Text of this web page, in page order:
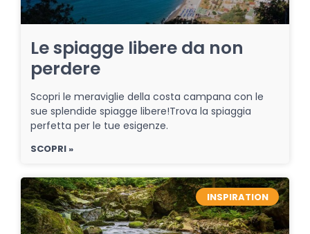
Le spiagge libere da non
perdere
Scopri le meraviglie della costa campana con le
sue splendide spiagge libere!Trova la spiaggia
perfetta per le tue esigenze.
SCOPRI »
INSPIRATION